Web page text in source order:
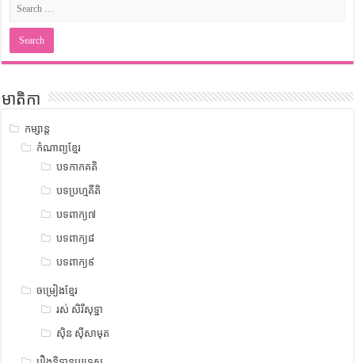
មាតិកា
កម្សាន្ត
កំណាព្យខ្មែរ
បទកាកគតិ
បទប្រហ្មគីតិ
បទពាក្យ៧
បទពាក្យ៨
បទពាក្យ៩
ចម្រៀងខ្មែរ
រស់ សិរីសុទ្ឋា
ស៊ិន ស៊ីសាមុត